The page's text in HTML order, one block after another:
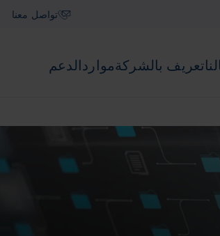
تواصل معنا
تعريف بالشركةمواردالدعم